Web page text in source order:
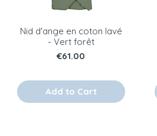
Nid d'ange en coton lavé
- Vert forêt
Price
€61.00
Add to Cart